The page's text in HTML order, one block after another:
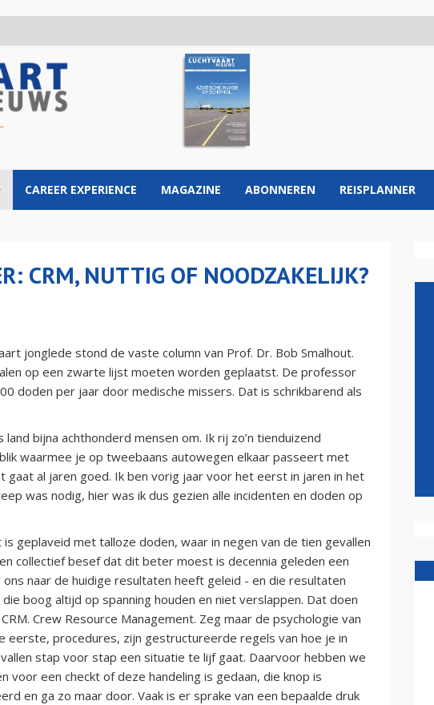
CAREER EXPERIENCE MAGAZINE ABONNEREN REISPLANNER
CRM, NUTTIG OF NOODZAKELIJK?
jonglede stond de vaste column van Prof. Dr. Bob Smalhout.
op een zwarte lijst moeten worden geplaatst. De professor
doden per jaar door medische missers. Dat is schrikbarend als
bijna achthonderd mensen om. Ik rij zo’n tienduizend
waarmee je op tweebaans autowegen elkaar passeert met
al jaren goed. Ik ben vorig jaar voor het eerst in jaren in het
was nodig, hier was ik dus gezien alle incidenten en doden op
geplaveid met talloze doden, waar in negen van de tien gevallen
collectief besef dat dit beter moest is decennia geleden een
naar de huidige resultaten heeft geleid - en die resultaten
boog altijd op spanning houden en niet verslappen. Dat doen
Crew Resource Management. Zeg maar de psychologie van
eerste, procedures, zijn gestructureerde regels van hoe je in
stap voor stap een situatie te lijf gaat. Daarvoor hebben we
voor een checkt of deze handeling is gedaan, die knop is
en ga zo maar door. Vaak is er sprake van een bepaalde druk